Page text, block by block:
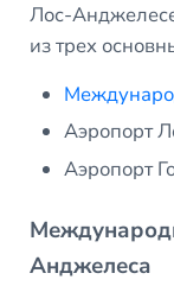
Лос-
из трех
Аэропорт
Аэропорт
Анджелеса